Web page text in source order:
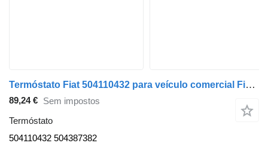
Termóstato Fiat 504110432 para veículo comercial Fiat Ducato und Daily
89,24 € Sem impostos
Termóstato
504110432 504387382